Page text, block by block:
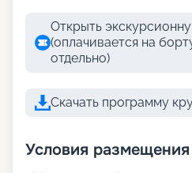
Открыть
(оплачивается на
отдельно)
Скачать программу
Условия